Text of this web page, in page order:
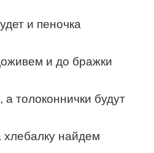
и пеночка
и до бражки
толоконнички будут
найдем